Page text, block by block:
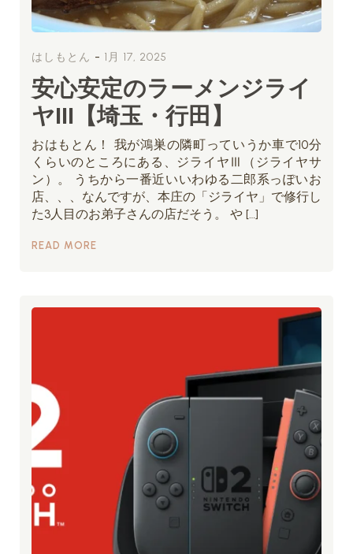
はしもとん - 1月 17, 2025
安心安定のラーメンジライ
ヤIII【埼玉・行田】
おはもとん！ 我が鴻巣の隣町っていうか車で10分
くらいのところにある、ジライヤⅢ（ジライヤサ
ン）。 うちから一番近いいわゆる二郎系っぽいお
店、、、なんですが、本庄の「ジライヤ」で修行し
た3人目のお弟子さんの店だそう。 や […]
READ MORE